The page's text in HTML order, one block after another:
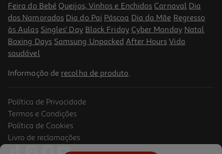
21,99 €
Feira do Bebé Queijos, Vinhos e Enchidos Carnaval Dia
dos Namorados Dia do Pai Páscoa Dia da Mãe Regresso
às Aulas Singles' Day Black Friday Cyber Monday Natal
Boxing Days Samsung Unpacked After Hours Vida
saudável
Informação de recolha de produto.
Política de Privacidade
Termos e Condições
Política de Cookies
Livro de reclamações